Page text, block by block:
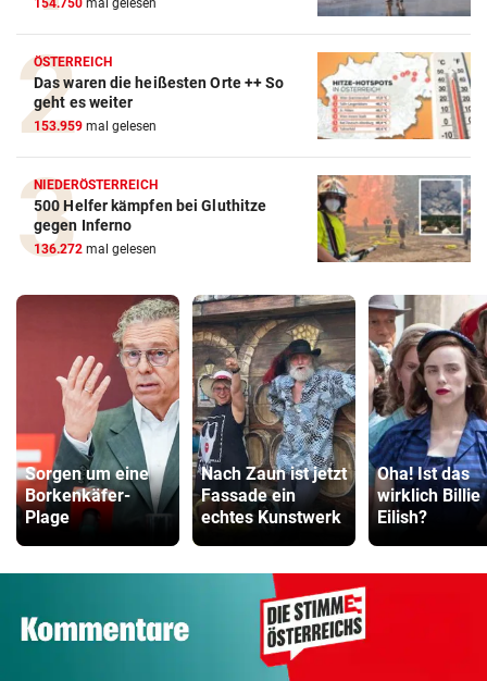
ÖSTERREICH
Das waren die heißesten Orte ++ So
geht es weiter
153.959 mal gelesen
NIEDERÖSTERREICH
500 Helfer kämpfen bei Gluthitze
gegen Inferno
136.272 mal gelesen
Sorgen um eine
Borkenkäfer-
Plage
Nach Zaun ist jetzt
Fassade ein
echtes Kunstwerk
Oha! Ist das
wirklich Billie
Eilish?